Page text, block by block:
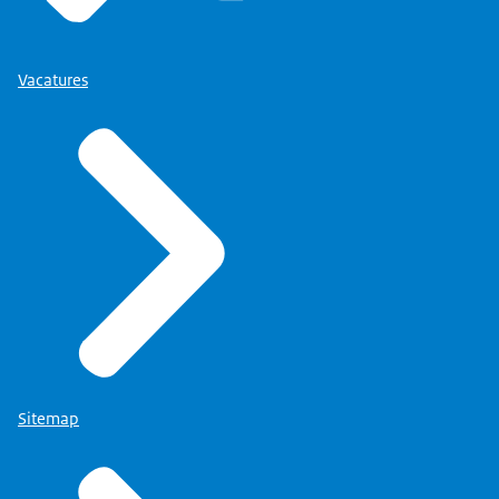
Vacatures
Sitemap